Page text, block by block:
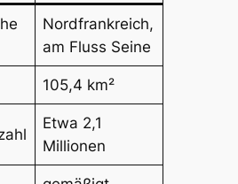
Nordfrankreich,
am Fluss Seine
105,4 km²
Etwa 2,1
Millionen